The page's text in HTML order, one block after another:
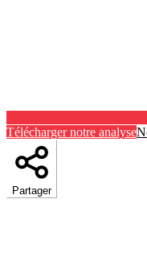
Télécharger notre analyse
Partager